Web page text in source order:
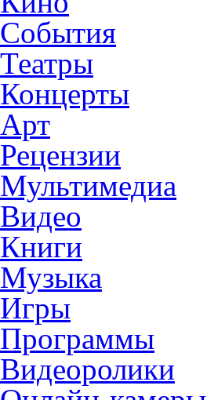
События
Театры
Концерты
Арт
Рецензии
Мультимедиа
Видео
Книги
Музыка
Игры
Программы
Видеоролики